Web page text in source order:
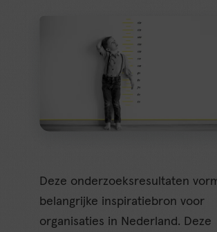
Deze onderzoeksresultaten
belangrijke inspiratiebron voor
organisaties in Nederland. Deze